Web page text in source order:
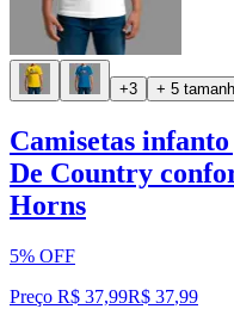
+3 + 5
Camisetas
De Country
Horns
5% OFF
Preço R$ 37,99R$ 37,99